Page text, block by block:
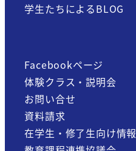
学生たちによるBLOG
Facebookページ
体験クラス・説明会
お問い合せ
資料請求
在学生・修了生向け情報